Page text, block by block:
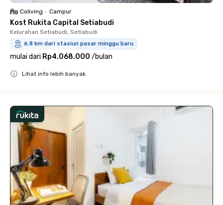
Coliving • Campur
Kost Rukita Capital Setiabudi
Kelurahan Setiabudi, Setiabudi
6.8 km dari stasiun pasar minggu baru
mulai dari Rp4.068.000 /bulan
Lihat info lebih banyak